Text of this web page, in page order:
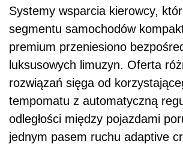
Systemy wsparcia kierowcy,
segmentu samochodów
premium przeniesiono
luksusowych limuzyn. Oferta
rozwiązań sięga od
tempomatu z automatyczną
odległości między pojazdami
jednym pasem ruchu adaptive